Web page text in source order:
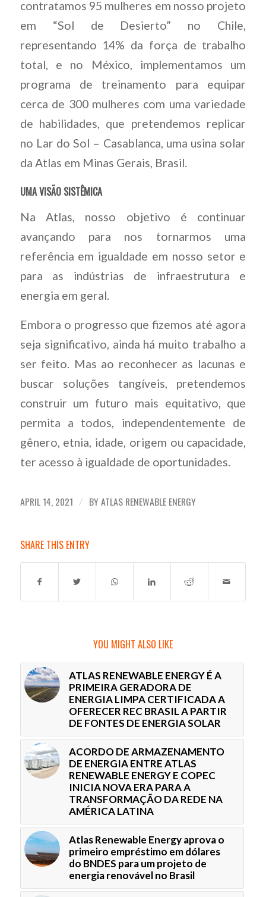
contratamos 95 mulheres em nosso projeto
em “Sol de Desierto” no Chile,
representando 14% da força de trabalho
total, e no México, implementamos um
programa de treinamento para equipar
cerca de 300 mulheres com uma variedade
de habilidades, que pretendemos replicar
no Lar do Sol – Casablanca, uma usina solar
da Atlas em Minas Gerais, Brasil.
UMA VISÃO SISTÊMICA
Na Atlas, nosso objetivo é continuar
avançando para nos tornarmos uma
referência em igualdade em nosso setor e
para as indústrias de infraestrutura e
energia em geral.
Embora o progresso que fizemos até agora
seja significativo, ainda há muito trabalho a
ser feito. Mas ao reconhecer as lacunas e
buscar soluções tangíveis, pretendemos
construir um futuro mais equitativo, que
permita a todos, independentemente de
gênero, etnia, idade, origem ou capacidade,
ter acesso à igualdade de oportunidades.
APRIL 14, 2021 / BYATLAS RENEWABLE ENERGY
SHARE THIS ENTRY
YOU MIGHT ALSO LIKE
ATLAS RENEWABLE ENERGY É A
PRIMEIRA GERADORA DE
ENERGIA LIMPA CERTIFICADA A
OFERECER REC BRASIL A PARTIR
DE FONTES DE ENERGIA SOLAR
ACORDO DE ARMAZENAMENTO
DE ENERGIA ENTRE ATLAS
RENEWABLE ENERGY E COPEC
INICIA NOVA ERA PARA A
TRANSFORMAÇÃO DA REDE NA
AMÉRICA LATINA
Atlas Renewable Energy aprova o
primeiro empréstimo em dólares
do BNDES para um projeto de
energia renovável no Brasil